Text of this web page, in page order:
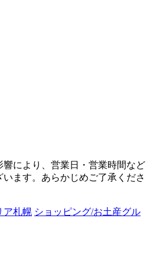
により、営業日・営業時間など
ます。あらかじめご了承くださ
ア札幌 ショッピング/お土産グル